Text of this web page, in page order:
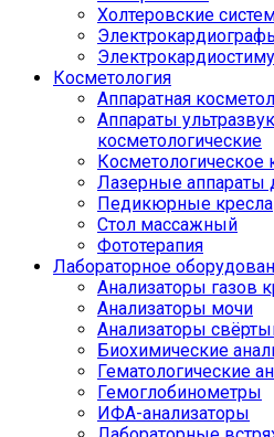
Холтеровские
Косметология
Аппаратная
Аппараты
косметологические
Косметологическое
Лазерные аппараты
Педикюрные кресла
Стол массажный
Фототерапия
Лабораторное
Анализаторы газов
Анализаторы мочи
Анализаторы
Биохимические
Гематологические
Гемоглобинометры
ИФА-анализаторы